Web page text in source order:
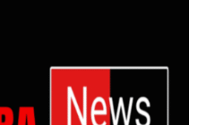
KAPOLRI”KOMPETENSI